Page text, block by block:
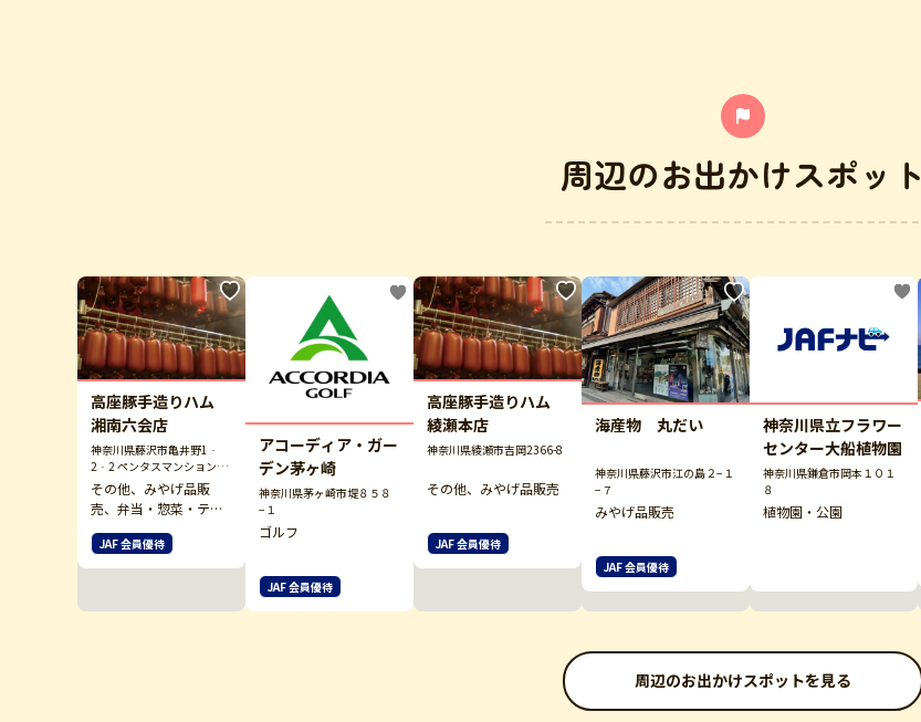
周辺のお出かけスポット
高座豚手造りハム
湘南六会店
神奈川県藤沢市亀井野1‐
2‐2 ペンタスマンション1
階
その他、みやげ品販
売、弁当・惣菜・テイ
JAF 会員優待
アコーディア・ガー
デン茅ヶ崎
神奈川県茅ヶ崎市堤８５８
−１
ゴルフ
JAF 会員優待
高座豚手造りハム
綾瀬本店
神奈川県綾瀬市吉岡2366-8
その他、みやげ品販売
JAF 会員優待
海産物 丸だい
神奈川県藤沢市江の島２−１
−７
みやげ品販売
JAF 会員優待
神奈川県立フラワー
センター大船植物園
神奈川県鎌倉市岡本１０１
８
植物園・公園
周辺のお出かけスポットを見る